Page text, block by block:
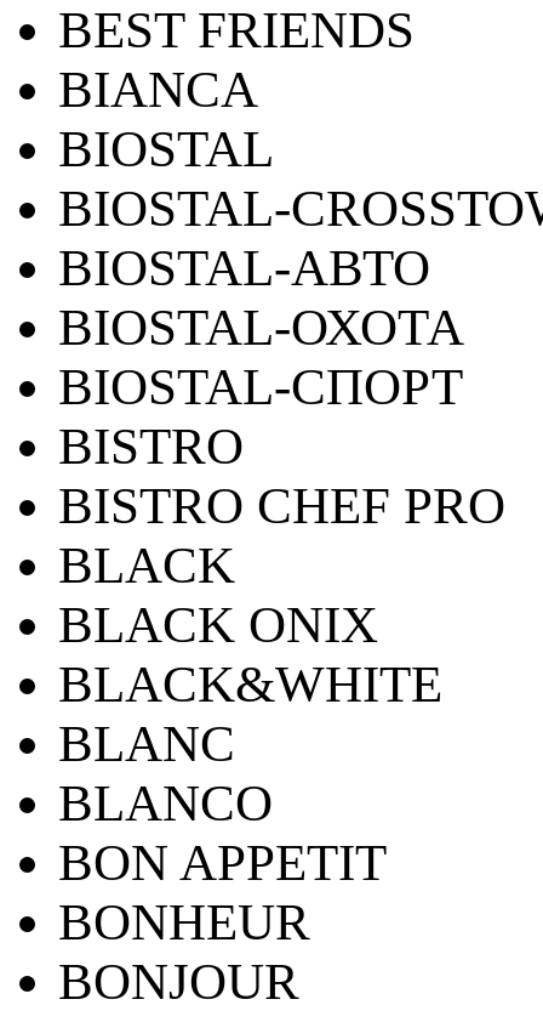
BEST FRIENDS
BIANCA
BIOSTAL
BIOSTAL-
BIOSTAL-АВТО
BIOSTAL-ОХОТА
BIOSTAL-СПОРТ
BISTRO
BISTRO CHEF PRO
BLACK
BLACK ONIX
BLACK&WHITE
BLANC
BLANCO
BON APPETIT
BONHEUR
BONJOUR